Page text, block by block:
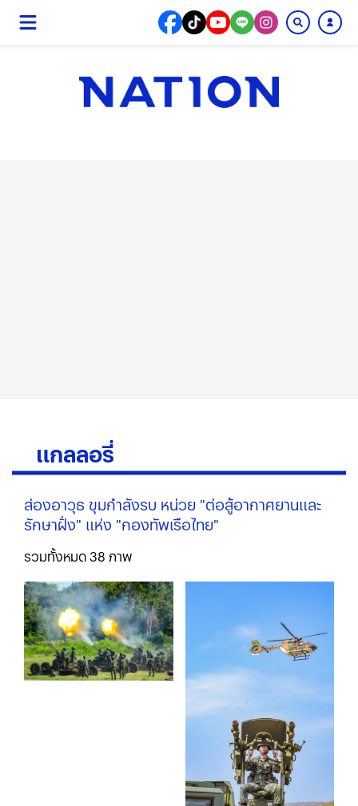
แกลลอรี่
ส่องอาวุธ ขุมกำลังรบ หน่วย "ต่อสู้อากาศยานและ
รักษาฝั่ง" แห่ง "กองทัพเรือไทย"
รวมทั้งหมด38 ภาพ